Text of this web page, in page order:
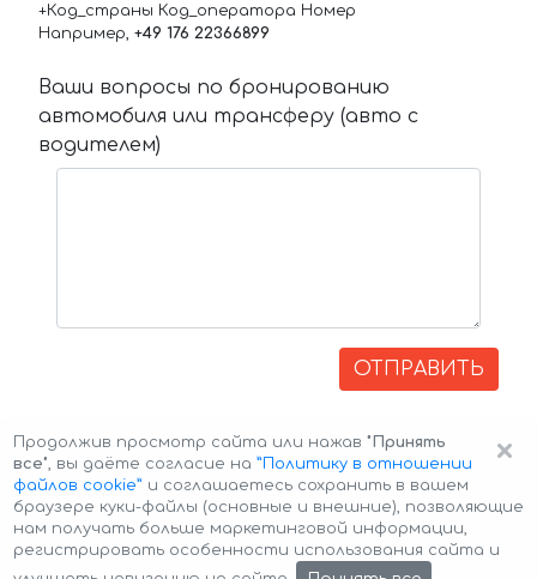
+Код_страны Код_оператора Номер
Например, +49 176 22366899
Ваши вопросы по бронированию
автомобиля или трансферу (авто с
водителем)
ОТПРАВИТЬ
Авторские права © 2026 Авто-Аренда Cookie Policy
×
Продолжив просмотр сайта или нажав "Принять
все", вы даёте согласие на ”Политику в отношении
файлов cookie” и соглашаетесь сохранить в вашем
браузере куки-файлы (основные и внешние), позволяющие
нам получать больше маркетинговой информации,
регистрировать особенности использования сайта и